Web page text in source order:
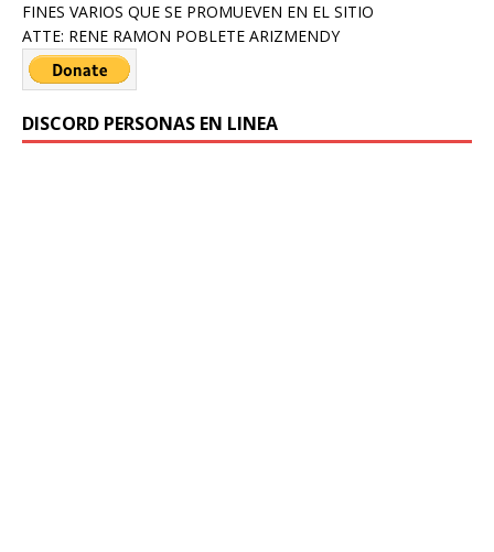
FINES VARIOS QUE SE PROMUEVEN EN EL SITIO
ATTE: RENE RAMON POBLETE ARIZMENDY
DISCORD PERSONAS EN LINEA